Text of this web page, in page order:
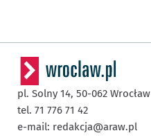
pl. Solny 14, 50-062 Wrocław
tel. 71 776 71 42
e-mail: redakcja@araw.pl